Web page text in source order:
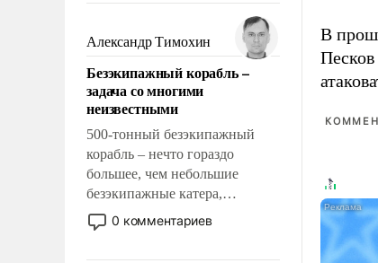
мужественным и твердым под
ударами судьбы, брать на себя
ответственность, помогать
слабым, идти вперед и
адаптироваться.
Александр Тимохин
Безэкипажный корабль –
задача со многими
неизвестными
500-тонный безэкипажный
корабль – нечто гораздо
большее, чем небольшие
безэкипажные катера,
применение которых уже
стало обыденностью. Задача по
0 комментариев
В
Песков